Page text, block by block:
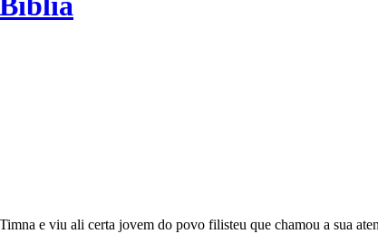
e viu ali certa jovem do povo filisteu que chamou a sua